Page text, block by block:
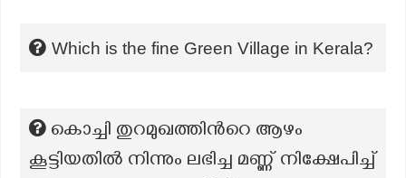
Which is the fine Green Village in Kerala?
കൊച്ചി തുറമുഖത്തിന്‍റെ ആഴം
കൂട്ടിയതിൽ നിന്നും ലഭിച്ച മണ്ണ് നിക്ഷേപിച്ച്